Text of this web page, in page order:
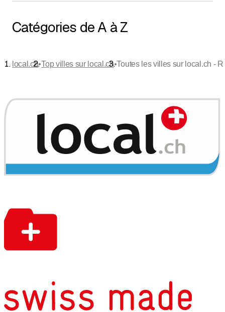
Catégories de A à Z
local.ch•Top villes sur local.ch•Toutes les villes sur local.ch - R